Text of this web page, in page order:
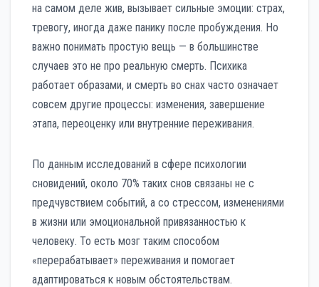
на самом деле жив, вызывает сильные эмоции: страх,
тревогу, иногда даже панику после пробуждения. Но
важно понимать простую вещь — в большинстве
случаев это не про реальную смерть. Психика
работает образами, и смерть во снах часто означает
совсем другие процессы: изменения, завершение
этапа, переоценку или внутренние переживания.
По данным исследований в сфере психологии
сновидений, около 70% таких снов связаны не с
предчувствием событий, а со стрессом, изменениями
в жизни или эмоциональной привязанностью к
человеку. То есть мозг таким способом
«перерабатывает» переживания и помогает
адаптироваться к новым обстоятельствам.